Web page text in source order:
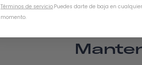
Términos de servicio.Puedes darte de baja en cualquier
momento.